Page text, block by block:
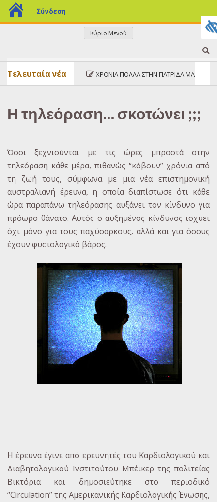
blogs.sch.gr
Σύνδεση
ΤΟ
ΜΠΛΟΓΚΑΚΙ
ΜΟΥ
Κύριο Μενού
ΧΡΌΝΙΑ ΠΟΛΛΆ ΣΤΗΝ ΠΑΤΡΊΔΑ ΜΑΣ!
Τελευταία νέα
Η τηλεόραση… σκοτώνει ;;;
Όσοι ξεχνιούνται με τις ώρες μπροστά στην
τηλεόραση κάθε μέρα, πιθανώς “κόβουν” χρόνια από
τη ζωή τους, σύμφωνα με μια νέα επιστημονική
αυστραλιανή έρευνα, η οποία διαπίστωσε ότι κάθε
ώρα παραπάνω τηλεόρασης αυξάνει τον κίνδυνο για
πρόωρο θάνατο. Αυτός ο αυξημένος κίνδυνος ισχύει
όχι μόνο για τους παχύσαρκους, αλλά και για όσους
έχουν φυσιολογικό βάρος.
Η έρευνα έγινε από ερευνητές του Καρδιολογικού και
Διαβητολογικού Ινστιτούτου Μπέικερ της πολιτείας
Βικτόρια και δημοσιεύτηκε στο περιοδικό
“Circulation” της Αμερικανικής Καρδιολογικής Ένωσης,